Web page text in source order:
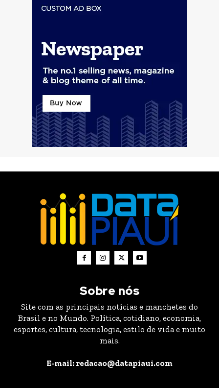
Sobre nós
Site com as principais notícias e manchetes do
Brasil e no Mundo. Política, cotidiano, economia,
esportes, cultura, tecnologia, estilo de vida e muito
mais.
E-mail: redacao@datapiaui.com